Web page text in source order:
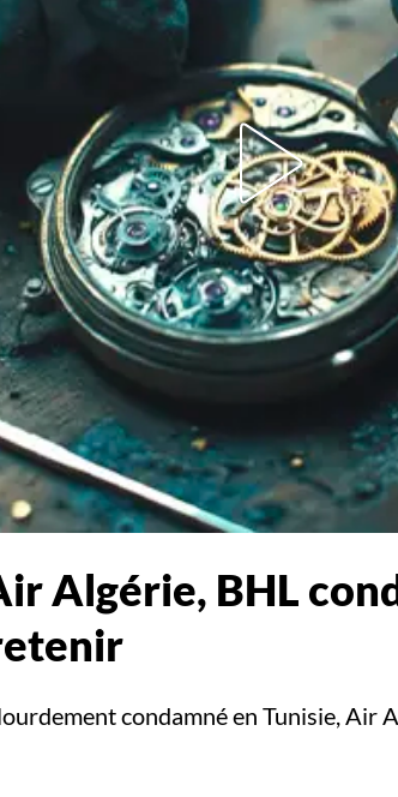
Algérie, BHL
condamné en Tunisie,